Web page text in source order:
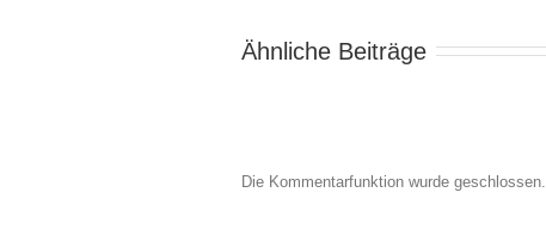
Ähnliche Beiträge
Die Kommentarfunktion wurde geschlossen.